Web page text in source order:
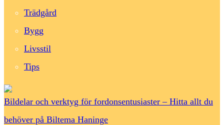
Trädgård
Bygg
Livsstil
Tips
Bildelar och verktyg för fordonsentusiaster – Hitta allt du
behöver på Biltema Haninge